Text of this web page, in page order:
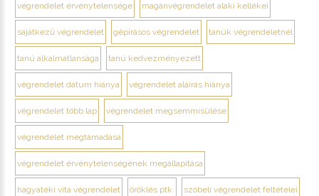
végrendelet érvénytelensége magánvégrendelet alaki kellékei
sajátkezű végrendelet gépírásos végrendelet tanúk végrendeletnél
tanú alkalmatlansága tanú kedvezményezett
végrendelet dátum hiánya végrendelet aláírás hiánya
végrendelet több lap végrendelet megsemmisülése
végrendelet megtámadása
végrendelet érvénytelenségének megállapítása
hagyatéki vita végrendelet öröklés ptk. szóbeli végrendelet feltételei